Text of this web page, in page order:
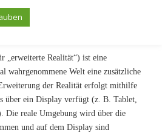
Reality?
„erweiterte Realität“) ist eine
wahrgenommene Welt eine zusätzliche
der Realität erfolgt mithilfe
über ein Display verfügt (z. B. Tablet,
Die reale Umgebung wird über die
und auf dem Display sind